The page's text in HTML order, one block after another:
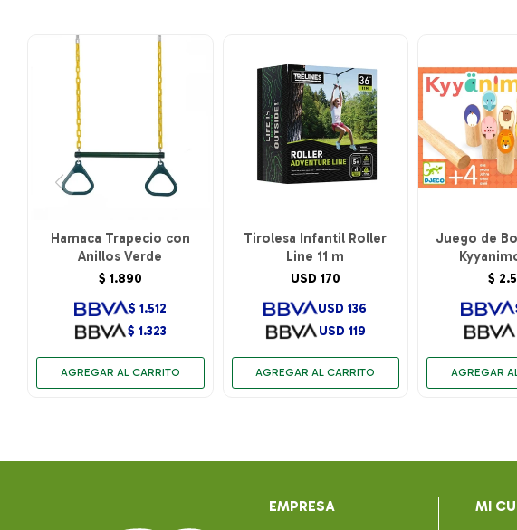
Hamaca Trapecio con
Anillos Verde
$ 1.890
$ 1.323
$ 1.512
Tirolesa Infantil Roller
Line 11 m
USD 170
USD 119
USD 136
Juego de
$
EMPRESA MI